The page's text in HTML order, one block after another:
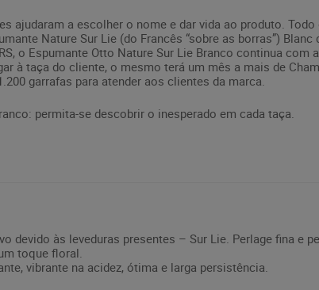
ajudaram a escolher o nome e dar vida ao produto.
Nature Sur Lie (do Francês “sobre as borras”) Blanc
o Espumante Otto Nature Sur Lie Branco continua
à taça do cliente, o mesmo terá um mês a mais de
garrafas para atender aos clientes da marca.
permita-se descobrir o inesperado em cada taça.
devido às leveduras presentes – Sur Lie. Perlage fina e
toque floral.
vibrante na acidez, ótima e larga persistência.